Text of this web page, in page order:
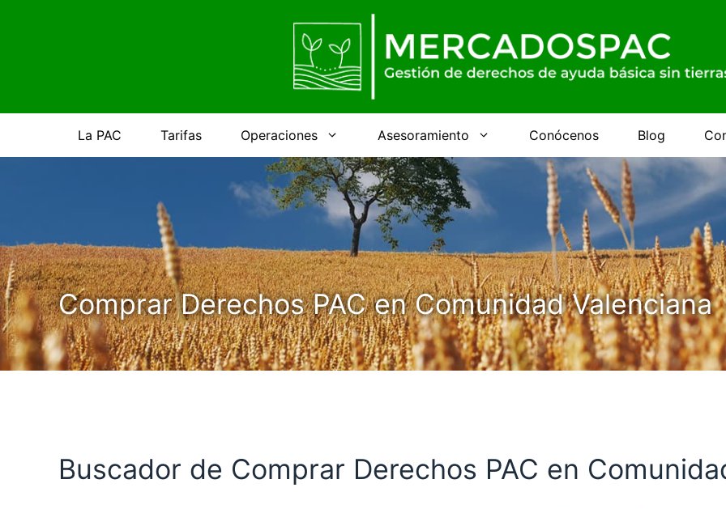
La PAC Tarifas Operaciones Asesoramiento Conócenos Blog
Comprar Derechos PAC en Comunidad Valenciana
Buscador de Comprar Derechos PAC en